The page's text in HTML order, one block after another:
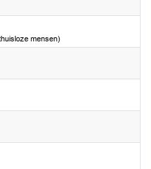
mensen)